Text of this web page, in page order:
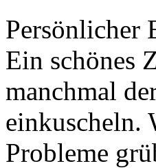
Persönlicher
Ein schönes
manchmal
einkuscheln.
Probleme